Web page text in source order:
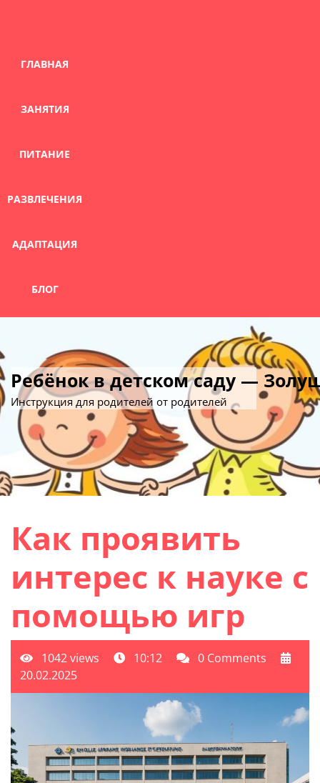
ГЛАВНАЯ
ЗАНЯТИЯ
ПИТАНИЕ
РАЗВЛЕЧЕНИЯ
АДАПТАЦИЯ
БЛОГ
Ребёнок в детском саду —
Инструкция для родителей от родителей
Как проявить
интерес к науке с
помощью игр
1042 views 10:12
0 Comments
20.02.2025